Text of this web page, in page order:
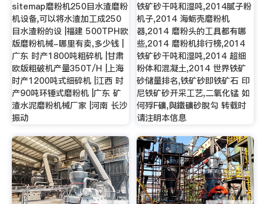
sitemap磨粉机250目水渣磨粉
机设备,可以将水渣加工成250
目水渣粉的设 |福建 500TPH欧
版磨粉机械-哪里有卖,多少钱 |
广东 时产1800吨粗碎机 |甘肃
欧版粗破机产量350T/H |上海
时产1200吨式细碎机 |江西 时
产90吨环锤式磨粉机 |广东 矿
渣水泥磨粉机械厂家 |河南 长沙
振动
铁矿砂干吨和湿吨,2014腻子粉
机子,2014 海蛎壳磨粉机
器,2014 磨粉头的工具都有哪
些,2014 磨粉机排行榜,2014
铁矿砂干吨和湿吨,2014 超细
粉体和混凝土,2014 世界铁矿
砂储量排名,铁矿砂即铁矿石 印
尼铁矿砂开采工艺,二氧化锰 如
何殍F礦,與鐵礦砂脫勾 转载时
请注明本信息